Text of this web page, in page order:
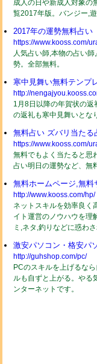
成人の日や新成人対象の
覧2017年版。バンジー,
2017年の運勢無料占い
https://www.kooss.com/
人気占い師,本物の占い
勢。全部無料。
寒中見舞い無料テンプ
http://
1月8日以降の年賀状の
の返礼も寒中見舞いとな
無料占い ズバリ当たる
https://www.kooss.com/
無料でもよく当たると思
占い明日の運勢など、無
無料ホームページ,無料
http://www.kooss.com/hp/
ネットスキルを効率良く
イト運営のノウハウを理
ミ,ネタ,釣りなどに惑わ
激安パソコン・格安パ
http://guhshop.com/pc/
PCのスキルを上げるな
ルも自ずと上がる。やる
ンターネットです。